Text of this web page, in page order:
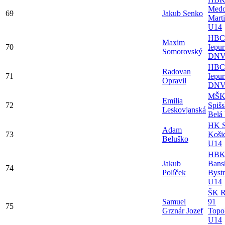
69 Jakub Senko
U14
70
Maxim
Somorovský
HBC
71
Radovan
Opravil
HBC
72
Emilia
Leskovjanská
MŠK
Belá
73
Adam
Beluško
HK
U14
74
Jakub
Políček
U14
75
Samuel
Grznár Jozef
ŠK
91
U14